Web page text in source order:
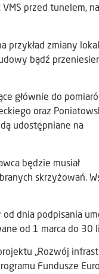
przed tunelem,
przykład zmiany
bądź
głównie do
oraz
udostępniane na
będzie musiał
skrzyżowań.
od dnia podpisania
od 1 marca do 30
„Rozwój
Fundusze